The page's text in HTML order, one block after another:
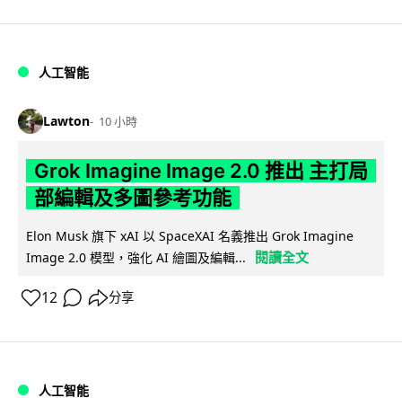
人工智能
Lawton 10 小時
Grok Imagine Image 2.0 推出 主打局
部編輯及多圖參考功能
Elon Musk 旗下 xAI 以 SpaceXAI 名義推出 Grok Imagine
Image 2.0 模型，強化 AI 繪圖及編輯...
閱讀全文
12 分享
人工智能